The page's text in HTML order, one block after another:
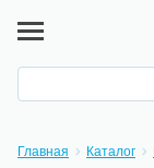
Главная Каталог